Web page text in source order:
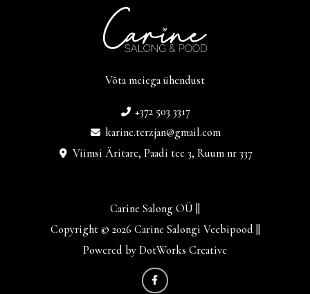
Võta meiega ühendust
+372 503 3317
karine.terzjan@gmail.com
Viimsi Äritare, Paadi tee 3, Ruum nr 337
Carine Salong OÜ ||
Copyright © 2026 Carine Salongi Veebipood ||
Powered by DotWorks Creative
F
a
c